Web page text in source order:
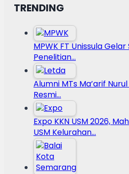
TRENDING
MPWK FT Unissula
Penelitian…
Alumni MTs Ma’arif
Resmi…
Expo KKN USM 2026,
USM Kelurahan…